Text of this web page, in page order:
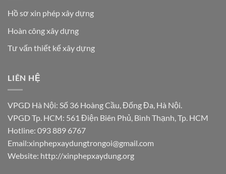
Hồ sơ xin phép xây dựng
Hoàn công xây dựng
Tư vấn thiết kế xây dựng
LIÊN HỆ
VPGD Hà Nội: Số 36 Hoàng Cầu, Đống Đa, Hà Nội.
VPGD Tp. HCM: 561 Điện Biên Phủ, Bình Thạnh, Tp. HCM
Hotline: 093 889 6767
Email:xinphepxaydungtrongoi@gmail.com
Website: http://xinphepxaydung.org